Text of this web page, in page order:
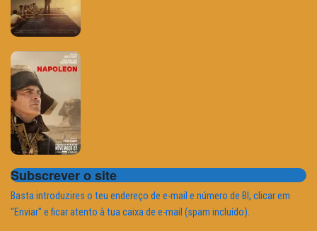
Subscrever o site
Basta introduzires o teu endereço de e-mail e número de BI, clicar em
"Enviar" e ficar atento à tua caixa de e-mail (spam incluído).